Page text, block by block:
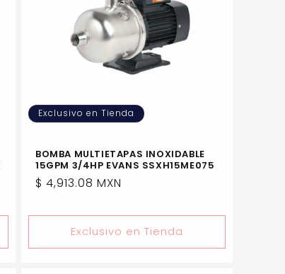
Exclusivo en Tienda
BOMBA MULTIETAPAS INOXIDABLE
15GPM 3/4HP EVANS SSXH15ME075
Precio
$ 4,913.08 MXN
Exclusivo en Tienda